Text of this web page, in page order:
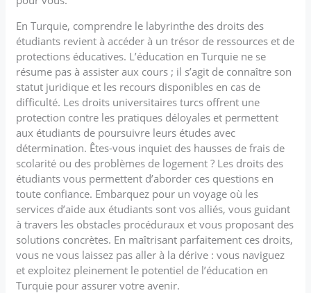
En Turquie, comprendre le labyrinthe des droits des
étudiants revient à accéder à un trésor de ressources et de
protections éducatives. L’éducation en Turquie ne se
résume pas à assister aux cours ; il s’agit de connaître son
statut juridique et les recours disponibles en cas de
difficulté. Les droits universitaires turcs offrent une
protection contre les pratiques déloyales et permettent
aux étudiants de poursuivre leurs études avec
détermination. Êtes-vous inquiet des hausses de frais de
scolarité ou des problèmes de logement ? Les droits des
étudiants vous permettent d’aborder ces questions en
toute confiance. Embarquez pour un voyage où les
services d’aide aux étudiants sont vos alliés, vous guidant
à travers les obstacles procéduraux et vous proposant des
solutions concrètes. En maîtrisant parfaitement ces droits,
vous ne vous laissez pas aller à la dérive : vous naviguez
et exploitez pleinement le potentiel de l’éducation en
Turquie pour assurer votre avenir.